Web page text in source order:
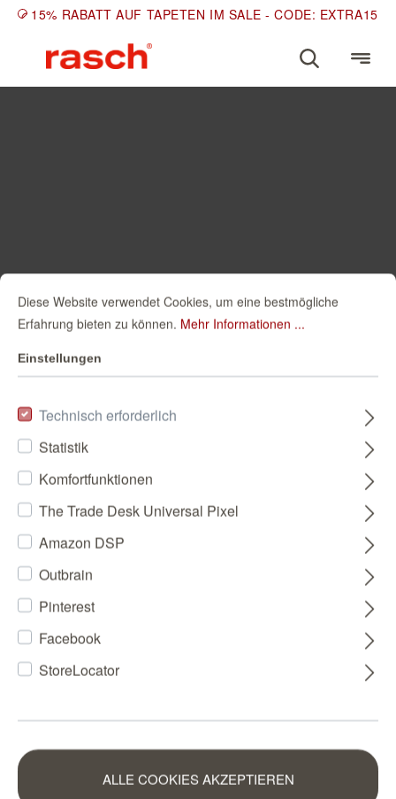
15% RABATT AUF TAPETEN IM SALE - CODE: EXTRA15
Diese Website verwendet Cookies, um eine bestmögliche
Erfahrung bieten zu können. Mehr Informationen ...
Einstellungen
Technisch erforderlich
Statistik
Komfortfunktionen
The Trade Desk Universal Pixel
Amazon DSP
Outbrain
Pinterest
Facebook
StoreLocator
ALLE COOKIES AKZEPTIEREN